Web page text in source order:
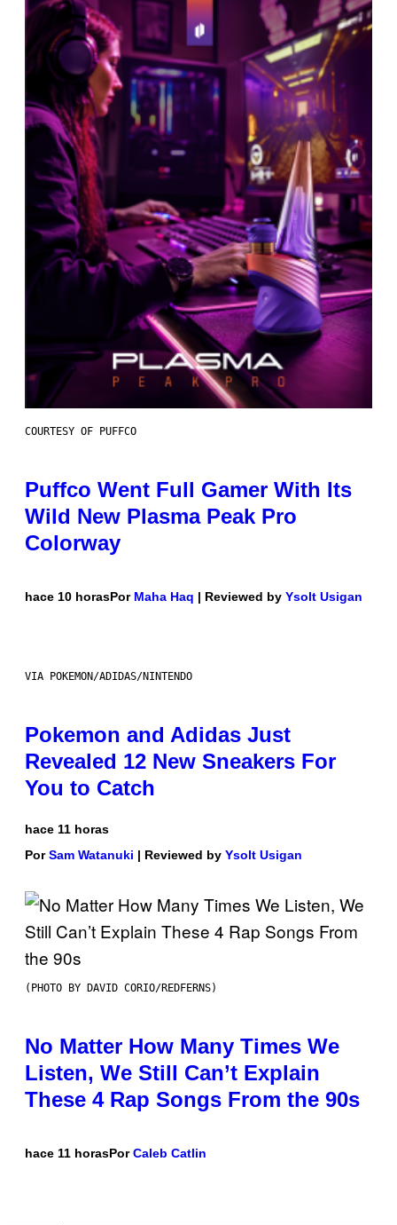
COURTESY OF PUFFCO
Puffco Went Full Gamer With Its
Wild New Plasma Peak Pro
Colorway
hace 10 horasPor Maha Haq | Reviewed by Ysolt Usigan
VIA POKEMON/ADIDAS/NINTENDO
Pokemon and Adidas Just
Revealed 12 New Sneakers For
You to Catch
hace 11 horas
PorSam Watanuki | Reviewed by Ysolt Usigan
(PHOTO BY DAVID CORIO/REDFERNS)
No Matter How Many Times We
Listen, We Still Can’t Explain
These 4 Rap Songs From the 90s
hace 11 horasPorCaleb Catlin